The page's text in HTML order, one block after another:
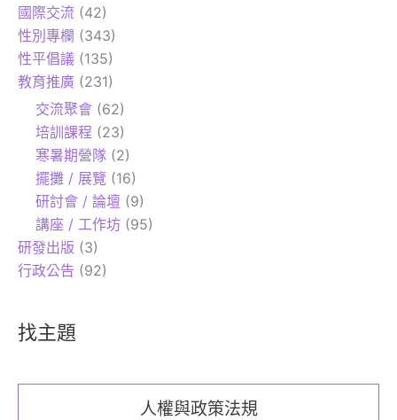
國際交流 (42)
性別專欄 (343)
性平倡議 (135)
教育推廣 (231)
交流聚會 (62)
培訓課程 (23)
寒暑期營隊 (2)
擺攤 / 展覽 (16)
研討會 / 論壇 (9)
講座 / 工作坊 (95)
研發出版 (3)
行政公告 (92)
找主題
人權與政策法規